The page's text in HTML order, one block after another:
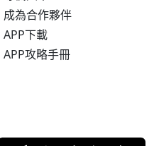
成為合作夥伴
APP下載
APP攻略手冊